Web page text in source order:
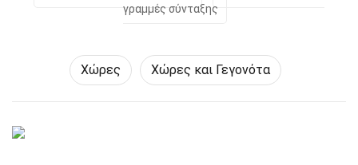
γραμμές σύνταξης
Χώρες Χώρες και Γεγονότα